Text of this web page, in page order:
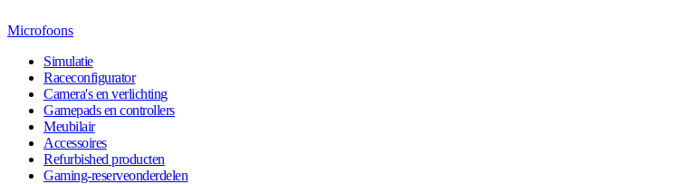
Microfoons
Simulatie
Raceconfigurator
Camera's en verlichting
Gamepads en controllers
Meubilair
Accessoires
Refurbished producten
Gaming-reserveonderdelen